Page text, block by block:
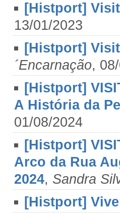
[Histport]
13/01/2023
[Histport]
´Encarnação,
[Histport]
A História da
01/08/2024
[Histport]
Arco da Rua
2024, Sandra
[Histport]